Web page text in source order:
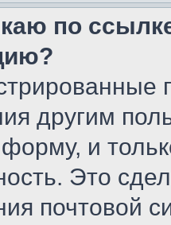
по
другим
и
Это
почтовой